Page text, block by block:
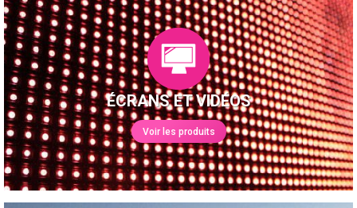
ÉCRANS ET VIDÉOS
Voir les produits